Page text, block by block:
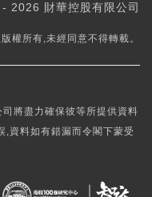
財華控股有限公司
權所有,未經同意不得轉載。
將盡力確保彼等所提供資料
,資料如有錯漏而令閣下蒙受